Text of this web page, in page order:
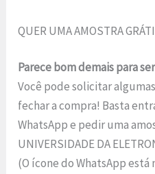
QUER UMA AMOSTRA
Parece bom demais para
Você pode solicitar
fechar a compra! Basta
WhatsApp e pedir uma
UNIVERSIDADE DA
(O ícone do WhatsApp